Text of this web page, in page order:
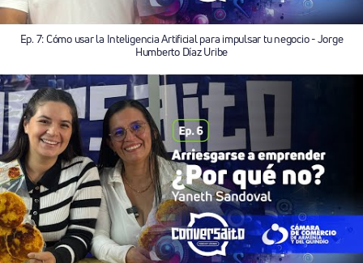
Ep. 7: Cómo usar la Inteligencia Artificial para impulsar tu negocio - Jorge
Humberto Díaz Uribe